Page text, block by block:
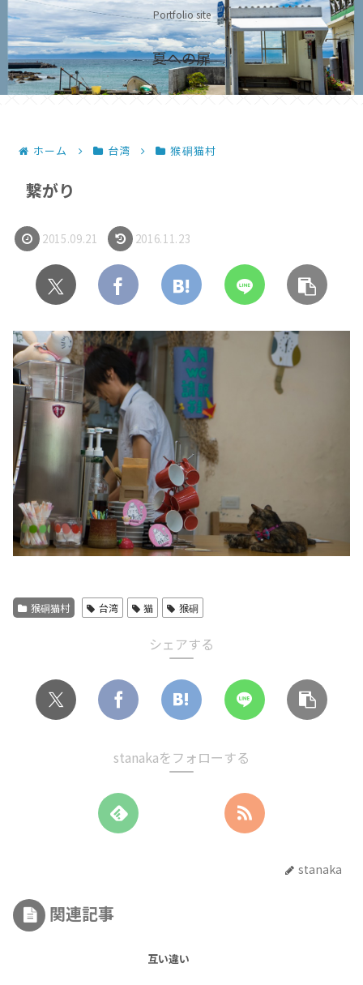
Portfolio site
夏への扉
ホーム 台湾 猴硐猫村
繋がり
2015.09.21 2016.11.23
猴硐猫村 台湾 猫 猴硐
シェアする
stanakaをフォローする
stanaka
関連記事
互い違い